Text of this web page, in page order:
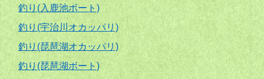
釣り(入鹿池ボート)
釣り(宇治川オカッパリ)
釣り(琵琶湖オカッパリ)
釣り(琵琶湖ボート)